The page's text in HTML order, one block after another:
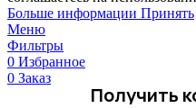
Больше информации Принять
Меню
Фильтры
0 Избранное
0 Заказ
Получить